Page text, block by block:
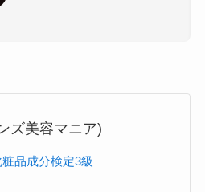
ズ美容マニア)
粧品成分検定3級